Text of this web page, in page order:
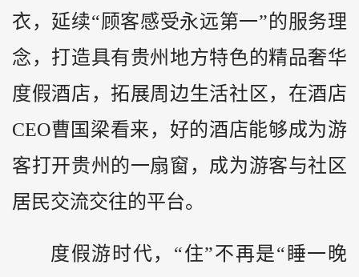
衣，延续“顾客感受永远第一”的服务理
念，打造具有贵州地方特色的精品奢华
度假酒店，拓展周边生活社区，在酒店
CEO曹国梁看来，好的酒店能够成为游
客打开贵州的一扇窗，成为游客与社区
居民交流交往的平台。
度假游时代，“住”不再是“睡一晚